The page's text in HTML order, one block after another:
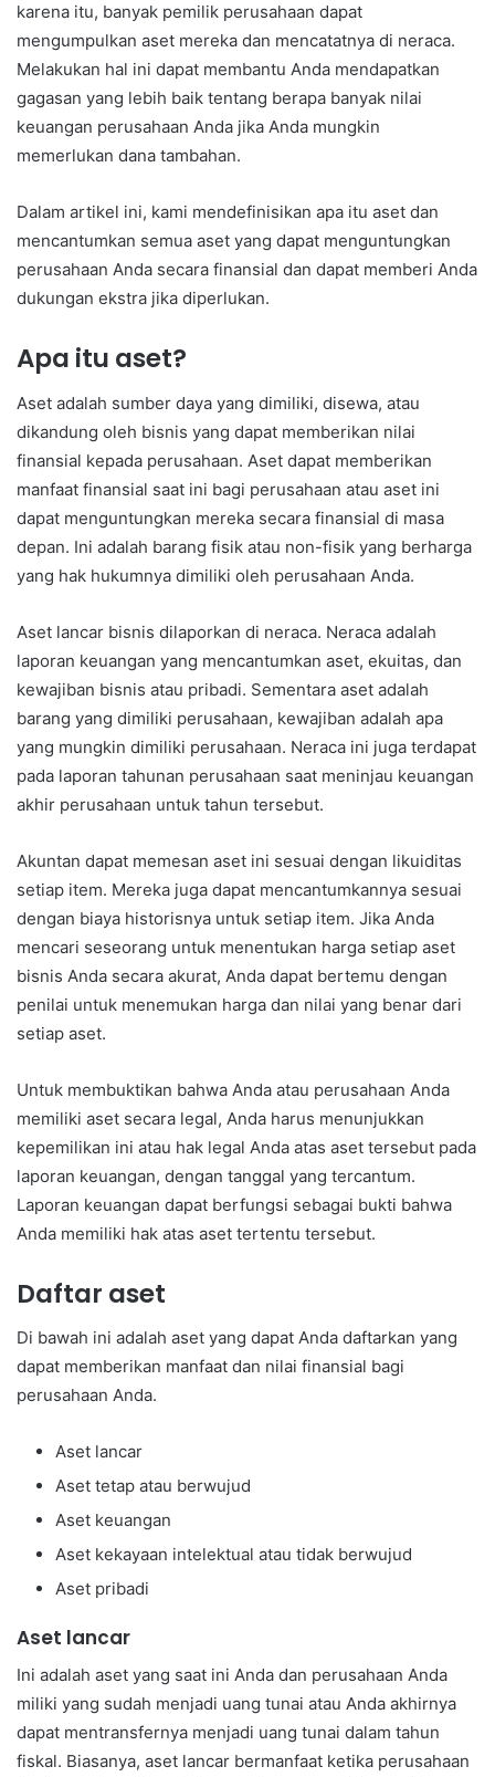
karena itu, banyak pemilik perusahaan dapat
mengumpulkan aset mereka dan mencatatnya di neraca.
Melakukan hal ini dapat membantu Anda mendapatkan
gagasan yang lebih baik tentang berapa banyak nilai
keuangan perusahaan Anda jika Anda mungkin
memerlukan dana tambahan.
Dalam artikel ini, kami mendefinisikan apa itu aset dan
mencantumkan semua aset yang dapat menguntungkan
perusahaan Anda secara finansial dan dapat memberi Anda
dukungan ekstra jika diperlukan.
Apa itu aset?
Aset adalah sumber daya yang dimiliki, disewa, atau
dikandung oleh bisnis yang dapat memberikan nilai
finansial kepada perusahaan. Aset dapat memberikan
manfaat finansial saat ini bagi perusahaan atau aset ini
dapat menguntungkan mereka secara finansial di masa
depan. Ini adalah barang fisik atau non-fisik yang berharga
yang hak hukumnya dimiliki oleh perusahaan Anda.
Aset lancar bisnis dilaporkan di neraca. Neraca adalah
laporan keuangan yang mencantumkan aset, ekuitas, dan
kewajiban bisnis atau pribadi. Sementara aset adalah
barang yang dimiliki perusahaan, kewajiban adalah apa
yang mungkin dimiliki perusahaan. Neraca ini juga terdapat
pada laporan tahunan perusahaan saat meninjau keuangan
akhir perusahaan untuk tahun tersebut.
Akuntan dapat memesan aset ini sesuai dengan likuiditas
setiap item. Mereka juga dapat mencantumkannya sesuai
dengan biaya historisnya untuk setiap item. Jika Anda
mencari seseorang untuk menentukan harga setiap aset
bisnis Anda secara akurat, Anda dapat bertemu dengan
penilai untuk menemukan harga dan nilai yang benar dari
setiap aset.
Untuk membuktikan bahwa Anda atau perusahaan Anda
memiliki aset secara legal, Anda harus menunjukkan
kepemilikan ini atau hak legal Anda atas aset tersebut pada
laporan keuangan, dengan tanggal yang tercantum.
Laporan keuangan dapat berfungsi sebagai bukti bahwa
Anda memiliki hak atas aset tertentu tersebut.
Daftar aset
Di bawah ini adalah aset yang dapat Anda daftarkan yang
dapat memberikan manfaat dan nilai finansial bagi
perusahaan Anda.
Aset lancar
Aset tetap atau berwujud
Aset keuangan
Aset kekayaan intelektual atau tidak berwujud
Aset pribadi
Aset lancar
Ini adalah aset yang saat ini Anda dan perusahaan Anda
miliki yang sudah menjadi uang tunai atau Anda akhirnya
dapat mentransfernya menjadi uang tunai dalam tahun
fiskal. Biasanya, aset lancar bermanfaat ketika perusahaan